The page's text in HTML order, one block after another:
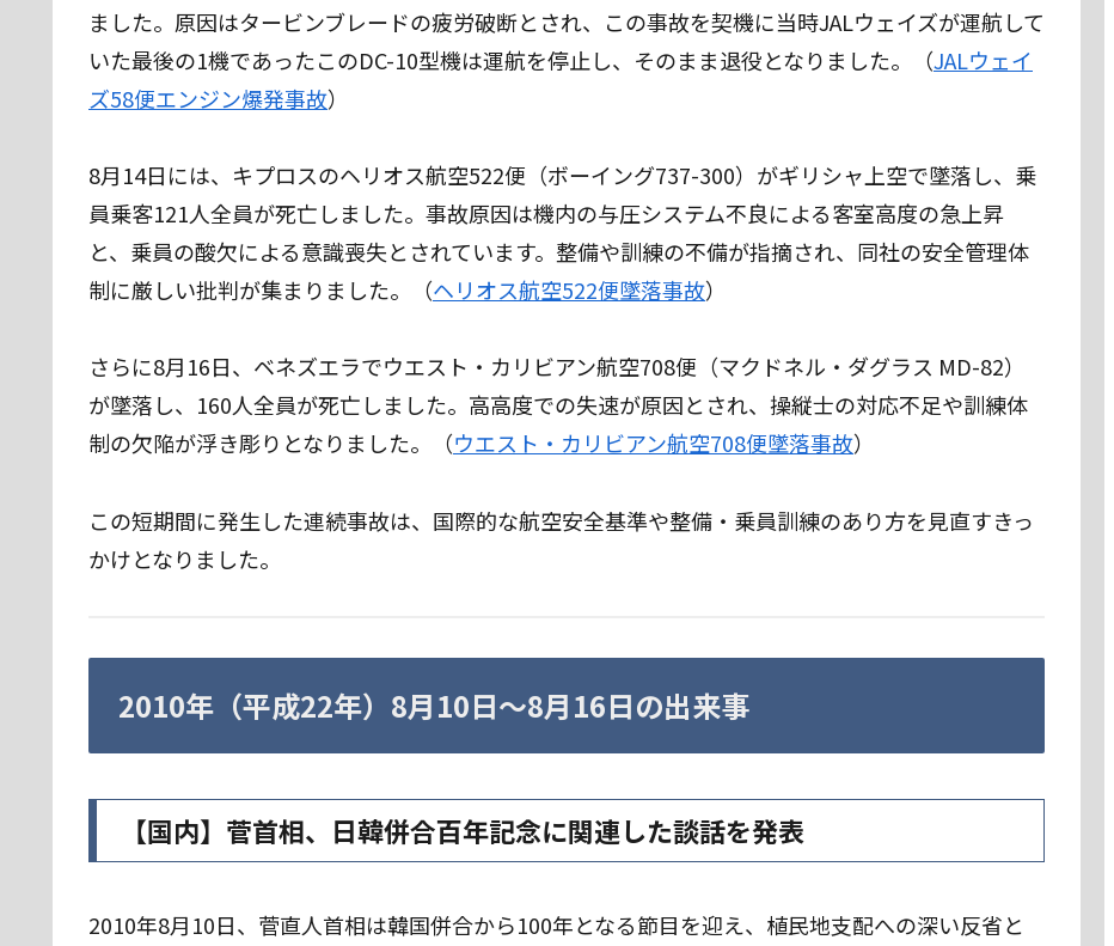
ました。原因はタービンブレードの疲労破断とされ、この事故を契機に当時JALウェイズが運航して
いた最後の1機であったこのDC-10型機は運航を停止し、そのまま退役となりました。（JALウェイ
ズ58便エンジン爆発事故）
8月14日には、キプロスのヘリオス航空522便（ボーイング737-300）がギリシャ上空で墜落し、乗
員乗客121人全員が死亡しました。事故原因は機内の与圧システム不良による客室高度の急上昇
と、乗員の酸欠による意識喪失とされています。整備や訓練の不備が指摘され、同社の安全管理体
制に厳しい批判が集まりました。（ヘリオス航空522便墜落事故）
さらに8月16日、ベネズエラでウエスト・カリビアン航空708便（マクドネル・ダグラス MD-82）
が墜落し、160人全員が死亡しました。高高度での失速が原因とされ、操縦士の対応不足や訓練体
制の欠陥が浮き彫りとなりました。（ウエスト・カリビアン航空708便墜落事故）
この短期間に発生した連続事故は、国際的な航空安全基準や整備・乗員訓練のあり方を見直すきっ
かけとなりました。
2010年（平成22年）8月10日〜8月16日の出来事
【国内】菅首相、日韓併合百年記念に関連した談話を発表
2010年8月10日、菅直人首相は韓国併合から100年となる節目を迎え、植民地支配への深い反省と